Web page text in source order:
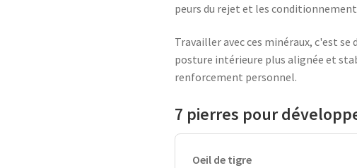
peurs du rejet et les
Travailler avec ces minéraux, c'est
posture intérieure plus alignée et
renforcement personnel.
7 pierres pour
Oeil de tigre